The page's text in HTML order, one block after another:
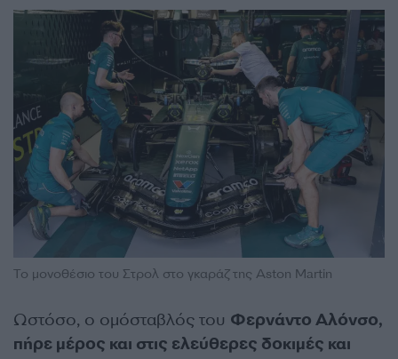
Το μονοθέσιο του Στρολ στο γκαράζ της Aston Martin
Ωστόσο, ο ομόσταβλός του Φερνάντο Αλόνσο,
πήρε μέρος και στις ελεύθερες δοκιμές και